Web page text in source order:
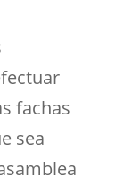
fachas
sea